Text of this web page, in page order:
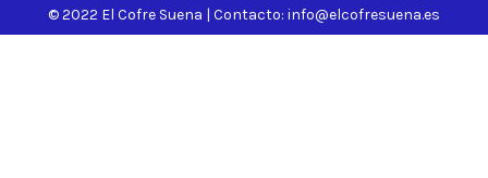
© 2022 El Cofre Suena | Contacto: info@elcofresuena.es